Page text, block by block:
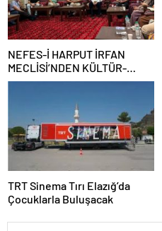
NEFES-İ HARPUT İRFAN
MECLİSİ’NDEN KÜLTÜR-
SANAT BULUŞMASI
TRT Sinema Tırı Elazığ’da
Çocuklarla Buluşacak